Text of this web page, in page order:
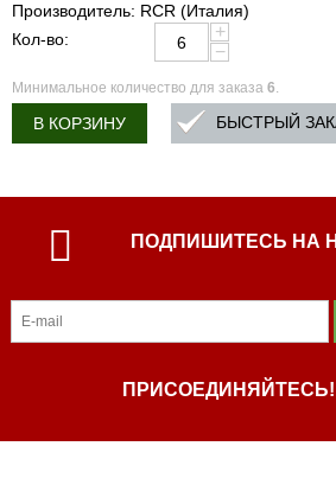
Производитель: RCR (Италия)
Кол-во:
+
−
Минимальное количество для заказа 6.
В КОРЗИНУ БЫСТРЫЙ
ПОДПИШИТЕСЬ НА
ПРИСОЕДИНЯЙТЕСЬ!